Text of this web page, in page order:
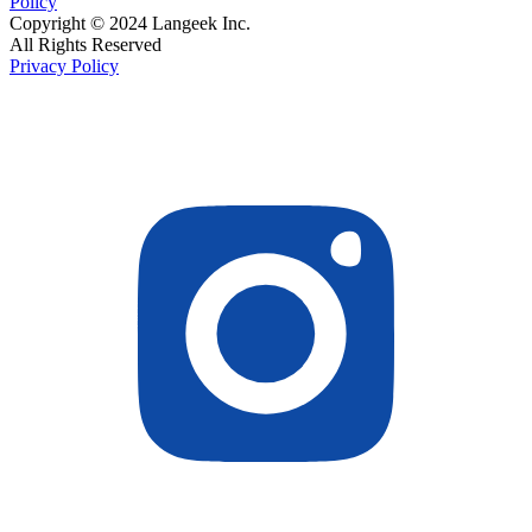
Copyright © 2024 Langeek Inc.
All Rights Reserved
Privacy Policy